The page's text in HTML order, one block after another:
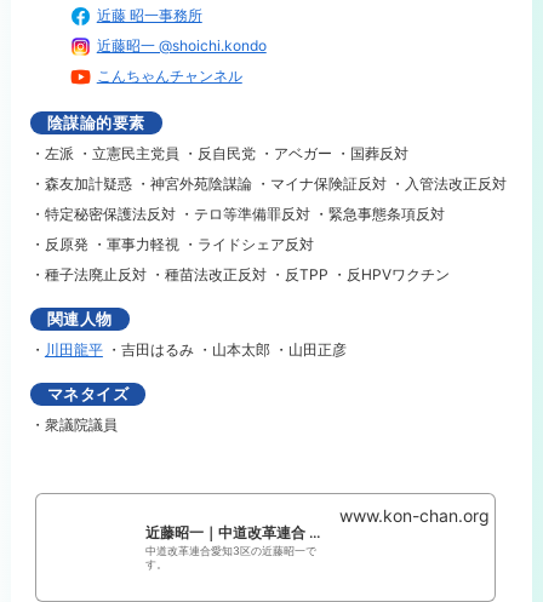
近藤 昭一事務所
近藤昭一 @shoichi.kondo
こんちゃんチャンネル
陰謀論的要素
・左派 ・立憲民主党員 ・反自民党 ・アベガー ・国葬反対
・森友加計疑惑 ・神宮外苑陰謀論 ・マイナ保険証反対 ・入管法改正反対
・特定秘密保護法反対 ・テロ等準備罪反対 ・緊急事態条項反対
・反原発 ・軍事力軽視 ・ライドシェア反対
・種子法廃止反対 ・種苗法改正反対 ・反TPP ・反HPVワクチン
関連人物
・ 川田龍平・吉田はるみ ・ 山本太郎 ・山田正彦
マネタイズ
・衆議院議員
近藤昭一｜中道改革連合 愛知3区 近藤昭一
中道改革連合愛知3区の近藤昭一で
す。
www.kon-chan.org